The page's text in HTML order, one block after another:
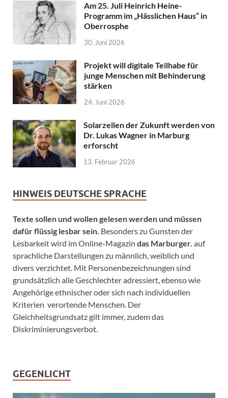
Am 25. Juli Heinrich Heine-
Programm im „Hässlichen Haus“ in
Oberrosphe
30. Juni 2026
Projekt will digitale Teilhabe für
junge Menschen mit Behinderung
stärken
24. Juni 2026
Solarzellen der Zukunft werden von
Dr. Lukas Wagner in Marburg
erforscht
13. Februar 2026
HINWEIS DEUTSCHE SPRACHE
Texte sollen und wollen gelesen werden und müssen
dafür flüssig lesbar sein. Besonders zu Gunsten der
Lesbarkeit wird im Online-Magazin das Marburger. auf
sprachliche Darstellungen zu männlich, weiblich und
divers verzichtet. Mit Personenbezeichnungen sind
grundsätzlich alle Geschlechter adressiert, ebenso wie
Angehörige ethnischer oder sich nach individuellen
Kriterien verortende Menschen. Der
Gleichheitsgrundsatz gilt immer, zudem das
Diskriminierungsverbot.
GEGENLICHT